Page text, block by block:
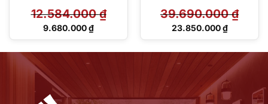
12.584.000₫
Giá
9.680.000₫
Giá
39.690.000₫
Giá
39.690.000 ₫.
23.850.000₫
Giá
23.850.000 ₫.